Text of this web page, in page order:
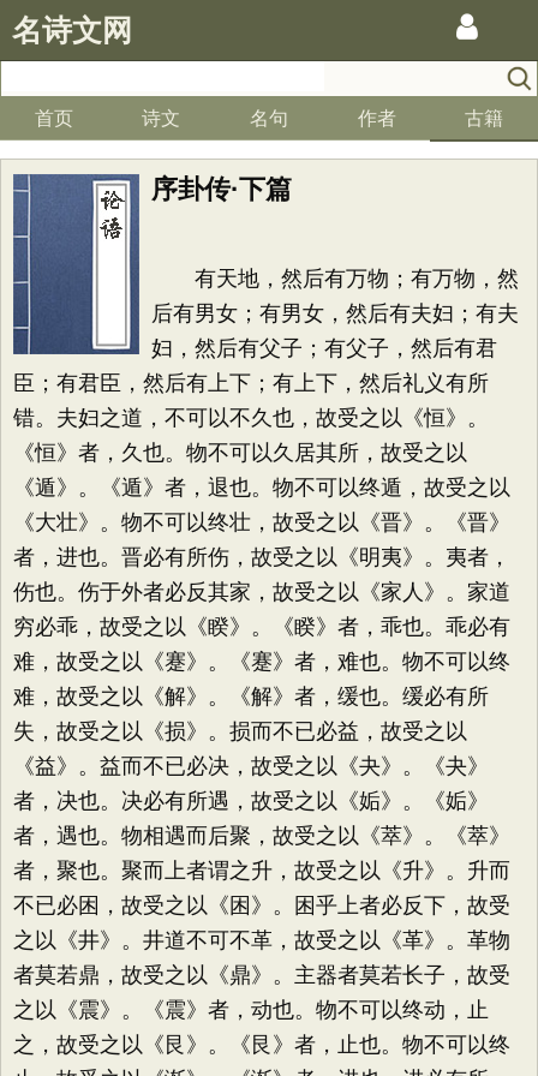
名诗文网
首页 诗文 名句 作者 古籍
序卦传·下篇
有天地，然后有万物；有万物，然
后有男女；有男女，然后有夫妇；有夫
妇，然后有父子；有父子，然后有君
臣；有君臣，然后有上下；有上下，然后礼义有所
错。夫妇之道，不可以不久也，故受之以《恒》。
《恒》者，久也。物不可以久居其所，故受之以
《遁》。《遁》者，退也。物不可以终遁，故受之以
《大壮》。物不可以终壮，故受之以《晋》。《晋》
者，进也。晋必有所伤，故受之以《明夷》。夷者，
伤也。伤于外者必反其家，故受之以《家人》。家道
穷必乖，故受之以《睽》。《睽》者，乖也。乖必有
难，故受之以《蹇》。《蹇》者，难也。物不可以终
难，故受之以《解》。《解》者，缓也。缓必有所
失，故受之以《损》。损而不已必益，故受之以
《益》。益而不已必决，故受之以《夬》。《夬》
者，决也。决必有所遇，故受之以《姤》。《姤》
者，遇也。物相遇而后聚，故受之以《萃》。《萃》
者，聚也。聚而上者谓之升，故受之以《升》。升而
不已必困，故受之以《困》。困乎上者必反下，故受
之以《井》。井道不可不革，故受之以《革》。革物
者莫若鼎，故受之以《鼎》。主器者莫若长子，故受
之以《震》。《震》者，动也。物不可以终动，止
之，故受之以《艮》。《艮》者，止也。物不可以终